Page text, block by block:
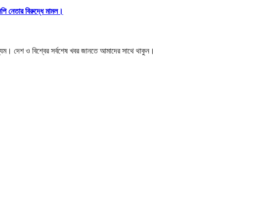
নেতার বিরুদ্ধে মামল।
দেশ ও বিশ্বের সর্বশেষ খবর জানতে আমাদের সাথে থাকুন।